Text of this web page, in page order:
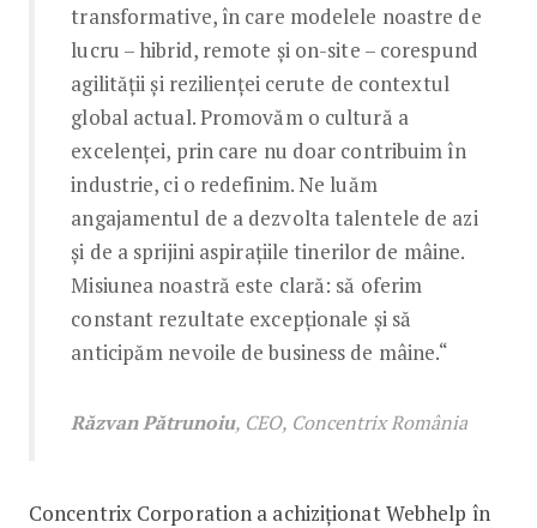
transformative, în care modelele noastre de
lucru – hibrid, remote și on-site – corespund
agilității și rezilienței cerute de contextul
global actual. Promovăm o cultură a
excelenței, prin care nu doar contribuim în
industrie, ci o redefinim. Ne luăm
angajamentul de a dezvolta talentele de azi
și de a sprijini aspirațiile tinerilor de mâine.
Misiunea noastră este clară: să oferim
constant rezultate excepționale și să
anticipăm nevoile de business de mâine.“
Răzvan Pătrunoiu, CEO, Concentrix România
Concentrix Corporation a achiziționat Webhelp în